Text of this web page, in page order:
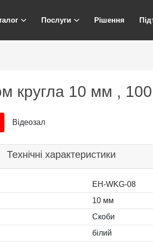
Послуги Рішення
кругла 10 мм ,
Відеозал
Технічні характеристики
EH-WKG-08
10 мм
Скоби
білий